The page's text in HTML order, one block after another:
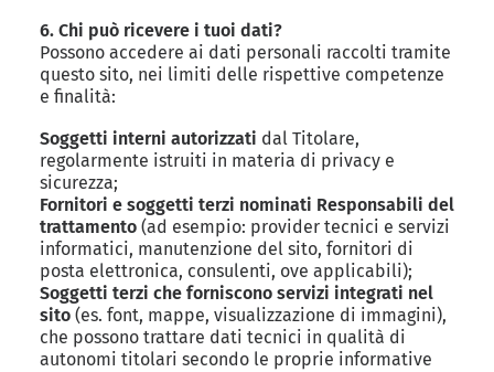
6. Chi può ricevere i tuoi dati?
Possono accedere ai dati personali raccolti tramite
questo sito, nei limiti delle rispettive competenze
e finalità:
Soggetti interni autorizzati dal Titolare,
regolarmente istruiti in materia di privacy e
sicurezza;
Fornitori e soggetti terzi nominati Responsabili del
trattamento (ad esempio: provider tecnici e servizi
informatici, manutenzione del sito, fornitori di
posta elettronica, consulenti, ove applicabili);
Soggetti terzi che forniscono servizi integrati nel
sito (es. font, mappe, visualizzazione di immagini),
che possono trattare dati tecnici in qualità di
autonomi titolari secondo le proprie informative